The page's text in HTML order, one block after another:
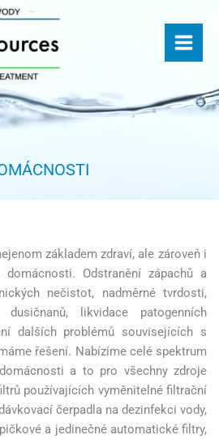
základem zdraví, ale zároveň i
Odstranění zápachů a
nečistot, nadměrné tvrdosti,
likvidace patogenních
dalších problémů souvisejících s
řešení. Nabízíme celé spektrum
a to pro všechny zdroje
používajících vyměnitelné filtrační
čerpadla na dezinfekci vody,
a jedinečné automatické filtry,